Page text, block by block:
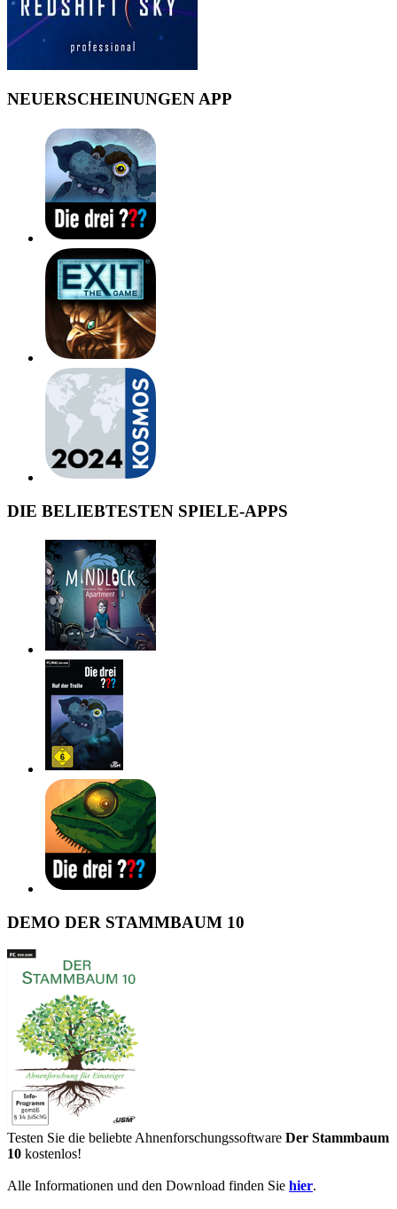
NEUERSCHEINUNGEN APP
DIE BELIEBTESTEN SPIELE-APPS
DEMO DER STAMMBAUM 10
Testen Sie die beliebte Ahnenforschungssoftware Der Stammbaum
10 kostenlos!
Alle Informationen und den Download finden Sie hier.